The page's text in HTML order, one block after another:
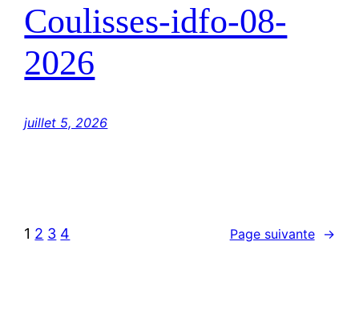
Coulisses-idfo-08-
2026
juillet 5, 2026
1 2 3 4 Page suivante →